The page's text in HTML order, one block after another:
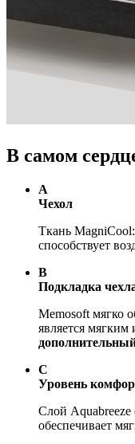
В самом
A
Чехол
Ткань MagniCool:
способствует
B
Подкладка
Memosoft мягко
является
C
Уровень
Слой
обеспечивает